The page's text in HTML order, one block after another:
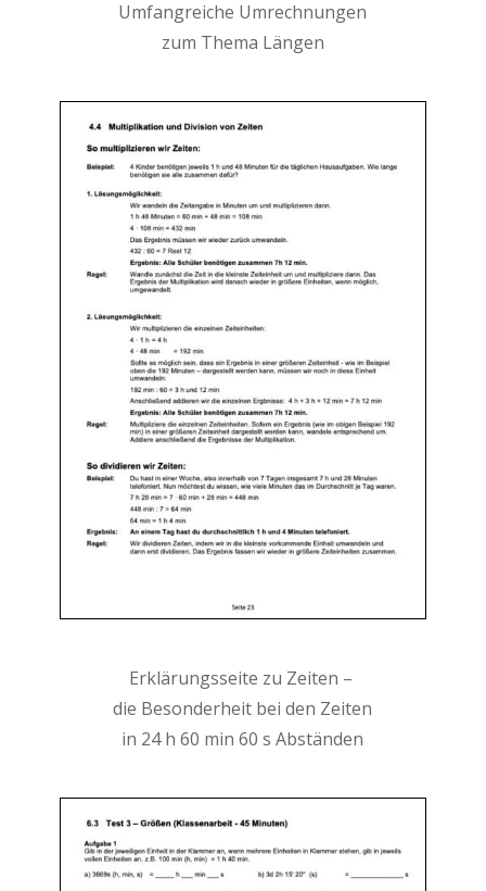
Umfangreiche Umrechnungen
zum Thema Längen
Erklärungsseite zu Zeiten –
die Besonderheit bei den Zeiten
in 24 h 60 min 60 s Abständen